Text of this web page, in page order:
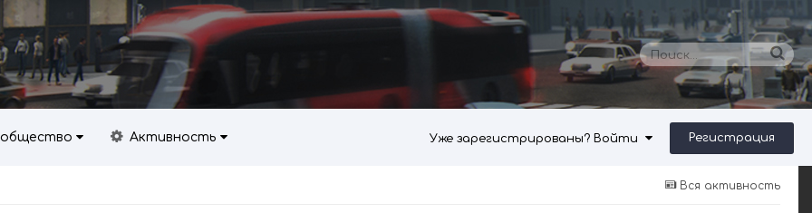
Уже зарегистрированы? Войти Регистрация
Активность
Вся активность